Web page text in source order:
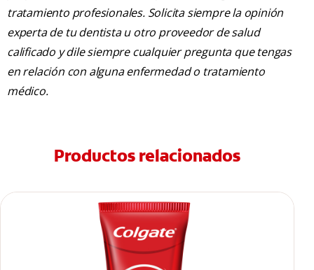
tratamiento profesionales. Solicita siempre la opinión
experta de tu dentista u otro proveedor de salud
calificado y dile siempre cualquier pregunta que tengas
en relación con alguna enfermedad o tratamiento
médico.
Productos relacionados